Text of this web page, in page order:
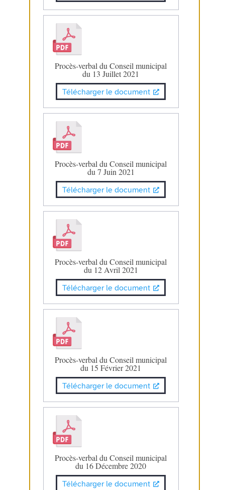
Procès-verbal du Conseil municipal
du 13 Juillet 2021
Télécharger le document
Procès-verbal du Conseil municipal
du 7 Juin 2021
Télécharger le document
Procès-verbal du Conseil municipal
du 12 Avril 2021
Télécharger le document
Procès-verbal du Conseil municipal
du 15 Février 2021
Télécharger le document
Procès-verbal du Conseil municipal
du 16 Décembre 2020
Télécharger le document